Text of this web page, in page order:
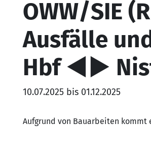
OWW/SIE
Ausfälle
Hbf ◄►
10.07.2025 bis 01.12.2025
Aufgrund von Bauarbeiten kommt